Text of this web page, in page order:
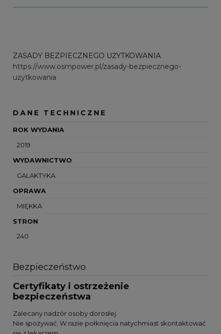
ZASADY BEZPIECZNEGO UŻYTKOWANIA
https://www.osmpower.pl/zasady-bezpiecznego-
uzytkowania
DANE TECHNICZNE
ROK WYDANIA
2019
WYDAWNICTWO
GALAKTYKA
OPRAWA
MIĘKKA
STRON
240
Bezpieczeństwo
Certyfikaty i ostrzeżenie
bezpieczeństwa
Zalecany nadzór osoby dorosłej.
Nie spożywać. W razie połknięcia natychmiast skontaktować